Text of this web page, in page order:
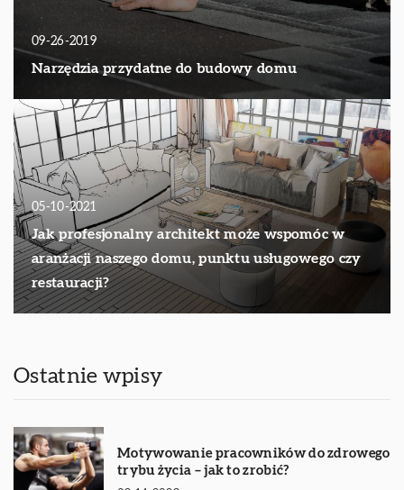
09-26-2019
Narzędzia przydatne do budowy domu
05-10-2021
Jak profesjonalny architekt może wspomóc w
aranżacji naszego domu, punktu usługowego czy
restauracji?
Ostatnie wpisy
Motywowanie pracowników do zdrowego
trybu życia – jak to zrobić?